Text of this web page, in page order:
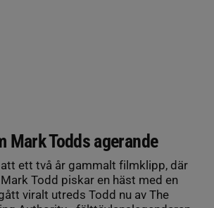
Mark Todds agerande
ett två år gammalt filmklipp, där
Todd piskar en häst med en
viralt utreds Todd nu av The